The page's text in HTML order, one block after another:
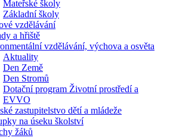
Mateřské školy
Základní školy
vzdělávání
a hřiště
vzdělávání, výchova a osvěta
Aktuality
Den Země
Den Stromů
Dotační program Životní prostředí a
EVVO
zastupitelstvo dětí a mládeže
na úseku školství
žáků